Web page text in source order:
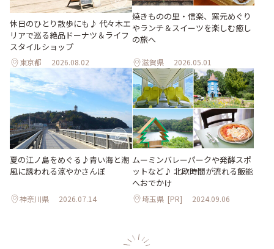
休日のひとり散歩にも♪ 代々木エ
リアで巡る絶品ドーナツ＆ライフ
スタイルショップ
東京都 2026.08.02
焼きものの里・信楽、窯元めぐり
やランチ＆スイーツを楽しむ癒し
の旅へ
滋賀県 2026.05.01
夏の江ノ島をめぐる♪青い海と潮
風に誘われる涼やかさんぽ
神奈川県 2026.07.14
ムーミンバレーパークや発酵スポ
ットなど♪ 北欧時間が流れる飯能
へおでかけ
埼玉県 [PR] 2024.09.06